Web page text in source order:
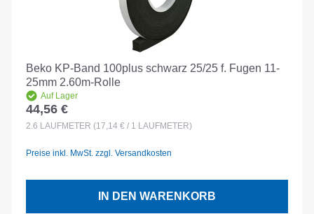
Beko KP-Band 100plus schwarz 25/25 f. Fugen 11-
25mm 2.60m-Rolle
Auf Lager
Regulärer Preis:
44,56 €
2.6 LAUFMETER (17,14 € / 1 LAUFMETER)
Preise inkl. MwSt. zzgl. Versandkosten
IN DEN WARENKORB